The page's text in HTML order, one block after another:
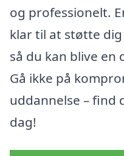
og professionelt.
klar til at støtte
så du kan blive en
Gå ikke på
uddannelse – find
dag!